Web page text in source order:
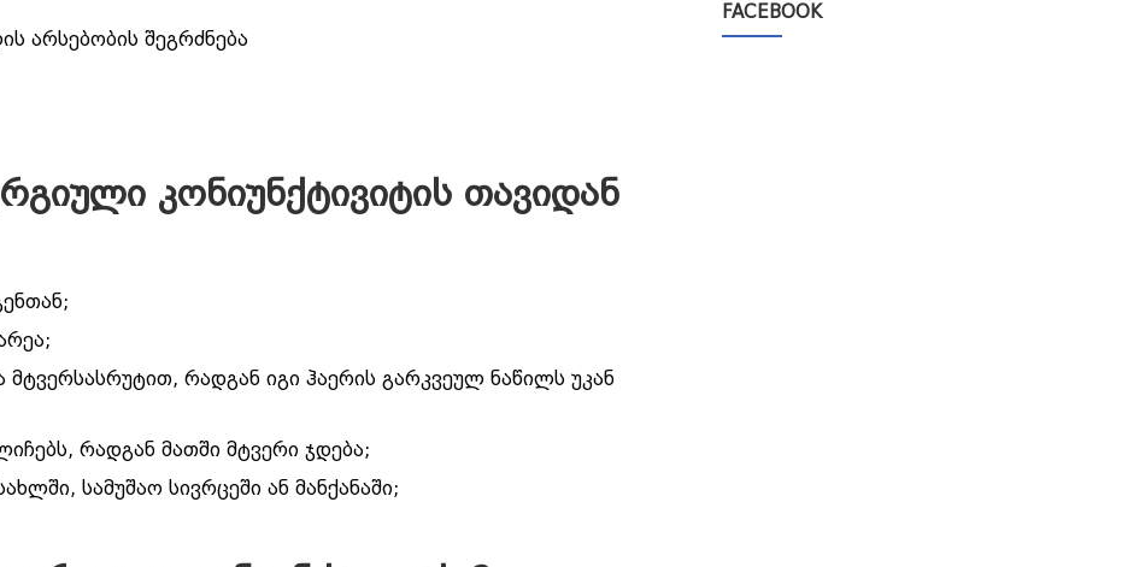
არსებობის შეგრძნება
კონიუნქტივიტის თავიდან
რადგან იგი ჰაერის გარკვეულ ნაწილს უკან
რადგან მათში მტვერი ჯდება;
სამუშაო სივრცეში ან მანქანაში;
FACEBOOK